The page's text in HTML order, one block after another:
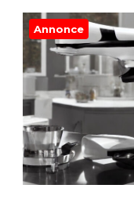
Annonce